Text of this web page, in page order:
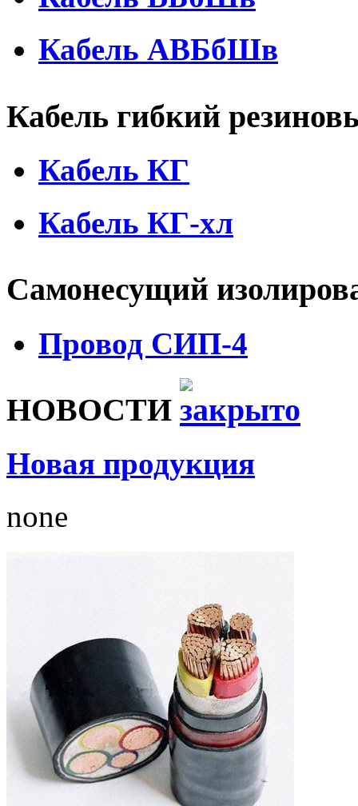
Кабель АВБбШв
Кабель гибкий
Кабель КГ
Кабель КГ-хл
Самонесущий
Провод СИП-4
НОВОСТИ
Новая продукция
none